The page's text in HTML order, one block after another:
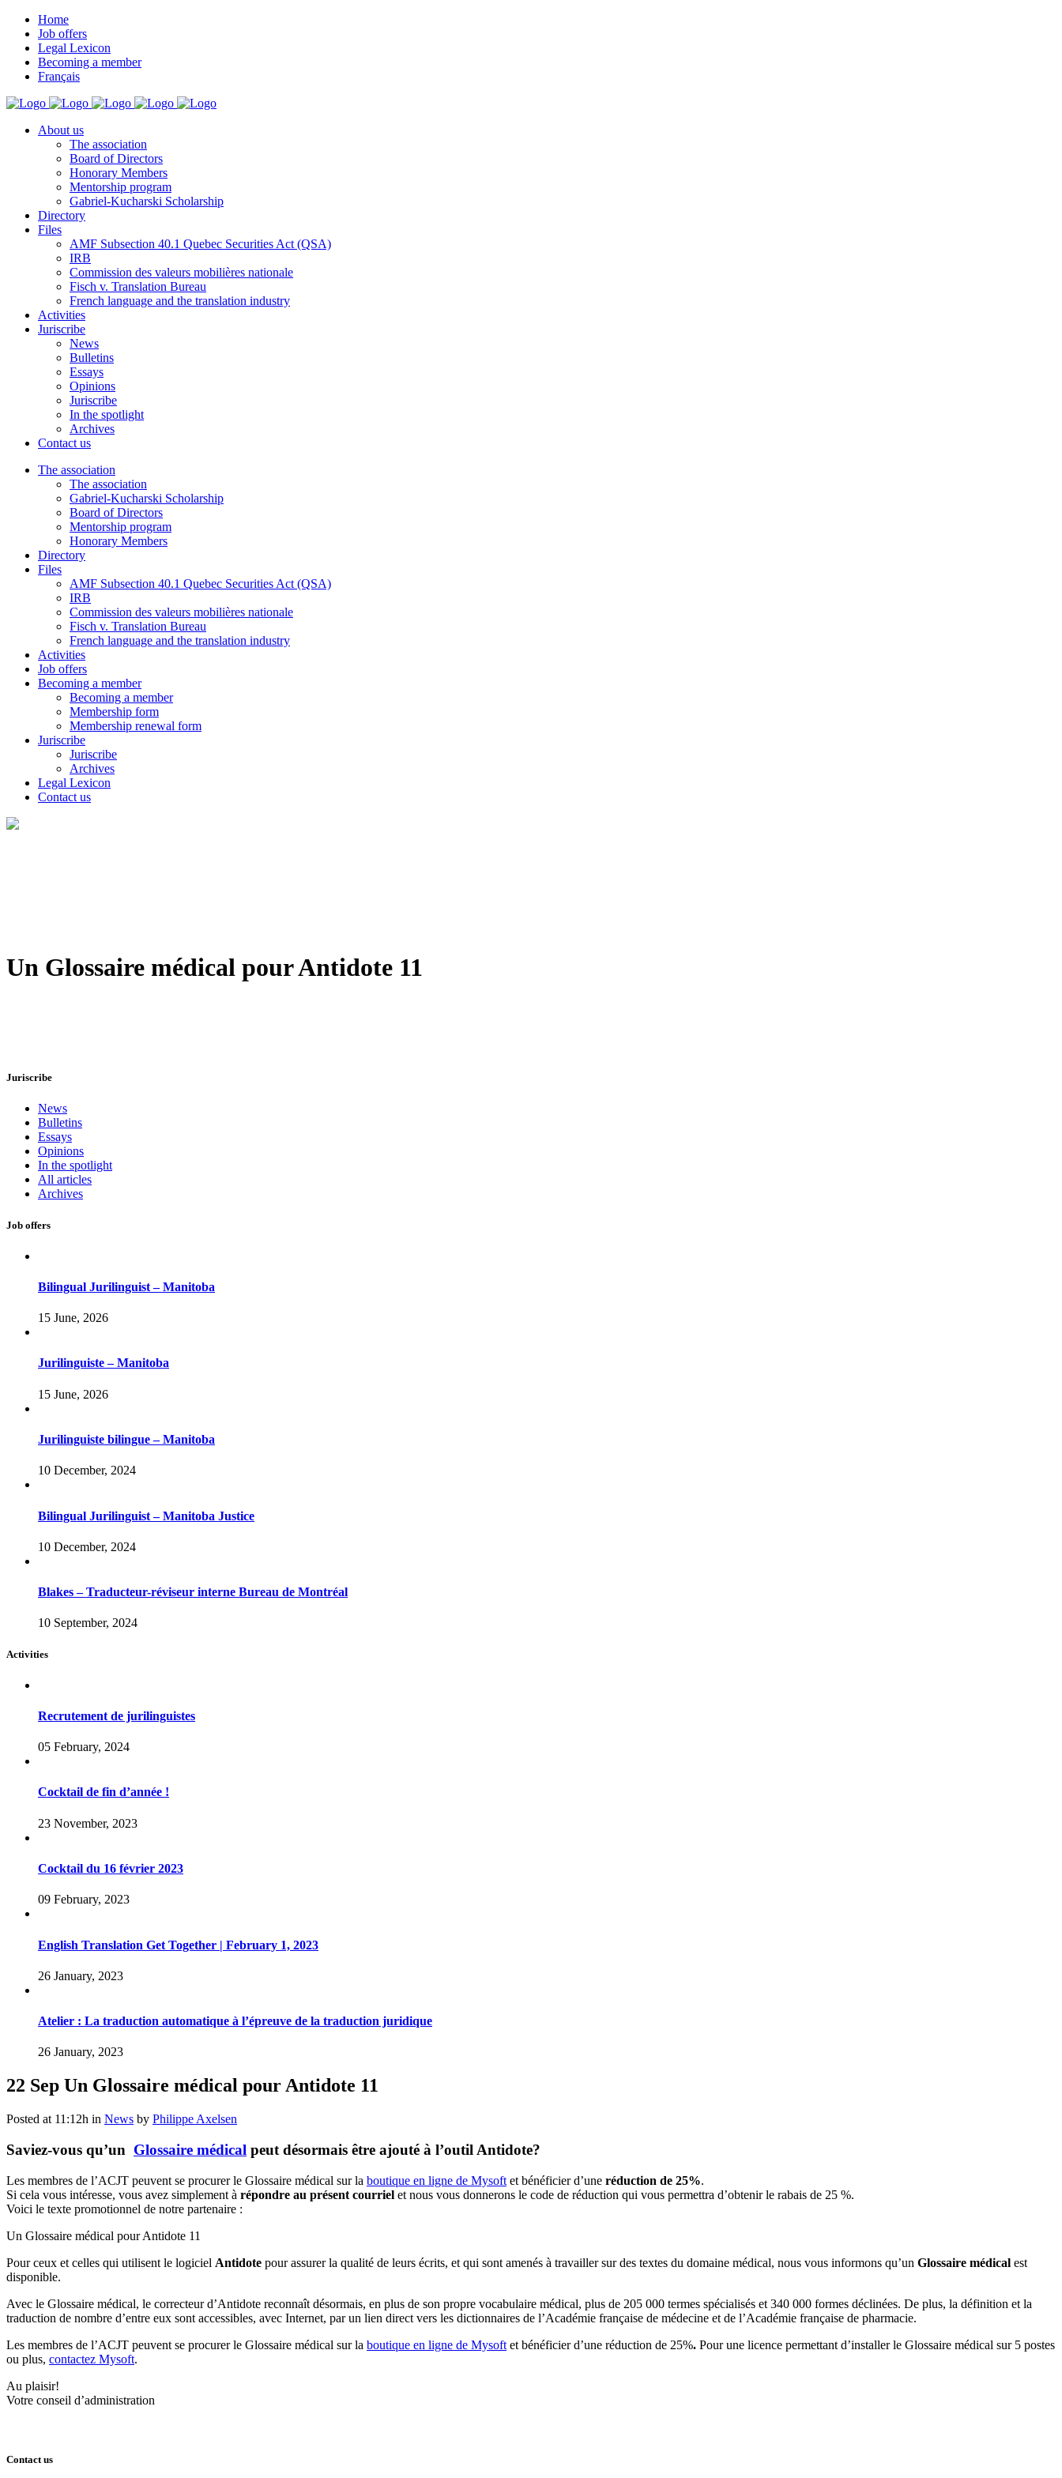
Home
Job offers
Legal Lexicon
Becoming a member
Français
About us
The association
Board of Directors
Honorary Members
Mentorship program
Gabriel-Kucharski Scholarship
Directory
Files
AMF Subsection 40.1 Quebec Securities Act (QSA)
IRB
Commission des valeurs mobilières nationale
Fisch v. Translation Bureau
French language and the translation industry
Activities
Juriscribe
News
Bulletins
Essays
Opinions
Juriscribe
In the spotlight
Archives
Contact us
The association
The association
Gabriel-Kucharski Scholarship
Board of Directors
Mentorship program
Honorary Members
Directory
Files
AMF Subsection 40.1 Quebec Securities Act (QSA)
IRB
Commission des valeurs mobilières nationale
Fisch v. Translation Bureau
French language and the translation industry
Activities
Job offers
Becoming a member
Becoming a member
Membership form
Membership renewal form
Juriscribe
Juriscribe
Archives
Legal Lexicon
Contact us
Un Glossaire médical pour Antidote 11
Juriscribe
News
Bulletins
Essays
Opinions
In the spotlight
All articles
Archives
Job offers
Bilingual Jurilinguist – Manitoba
15 June, 2026
Jurilinguiste – Manitoba
15 June, 2026
Jurilinguiste bilingue – Manitoba
10 December, 2024
Bilingual Jurilinguist – Manitoba Justice
10 December, 2024
Blakes – Traducteur-réviseur interne Bureau de Montréal
10 September, 2024
Activities
Recrutement de jurilinguistes
05 February, 2024
Cocktail de fin d’année !
23 November, 2023
Cocktail du 16 février 2023
09 February, 2023
English Translation Get Together | February 1, 2023
26 January, 2023
Atelier : La traduction automatique à l’épreuve de la traduction juridique
26 January, 2023
22 Sep Un Glossaire médical pour Antidote 11
Posted at 11:12h in News by Philippe Axelsen
Saviez-vous qu’un Glossaire médical peut désormais être ajouté à l’outil Antidote?
Les membres de l’ACJT peuvent se procurer le Glossaire médical sur la boutique en ligne de Mysoft et bénéficier d’une réduction de 25%.
Si cela vous intéresse, vous avez simplement à répondre au présent courriel et nous vous donnerons le code de réduction qui vous permettra d’obtenir le rabais de 25 %.
Voici le texte promotionnel de notre partenaire :
Un Glossaire médical pour Antidote 11
Pour ceux et celles qui utilisent le logiciel Antidote pour assurer la qualité de leurs écrits, et qui sont amenés à travailler sur des textes du domaine médical, nous vous informons qu’un Glossaire médical est
disponible.
Avec le Glossaire médical, le correcteur d’Antidote reconnaît désormais, en plus de son propre vocabulaire médical, plus de 205 000 termes spécialisés et 340 000 formes déclinées. De plus, la définition et la
traduction de nombre d’entre eux sont accessibles, avec Internet, par un lien direct vers les dictionnaires de l’Académie française de médecine et de l’Académie française de pharmacie.
Les membres de l’ACJT peuvent se procurer le Glossaire médical sur la boutique en ligne de Mysoft et bénéficier d’une réduction de 25%. Pour une licence permettant d’installer le Glossaire médical sur 5 postes
ou plus, contactez Mysoft.
Au plaisir!
Votre conseil d’administration
Contact us